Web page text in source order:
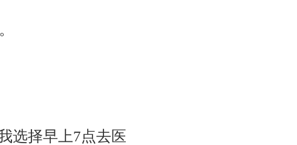
选择早上7点去医